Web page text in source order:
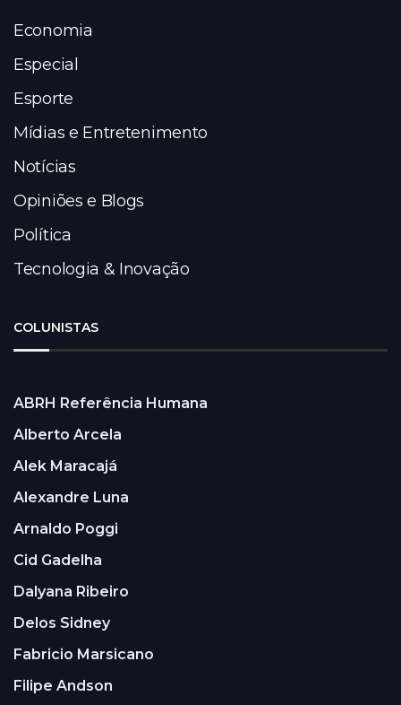
Economia
Especial
Esporte
Mídias e Entretenimento
Notícias
Opiniões e Blogs
Política
Tecnologia & Inovação
COLUNISTAS
ABRH Referência Humana
Alberto Arcela
Alek Maracajá
Alexandre Luna
Arnaldo Poggi
Cid Gadelha
Dalyana Ribeiro
Delos Sidney
Fabricio Marsicano
Filipe Andson